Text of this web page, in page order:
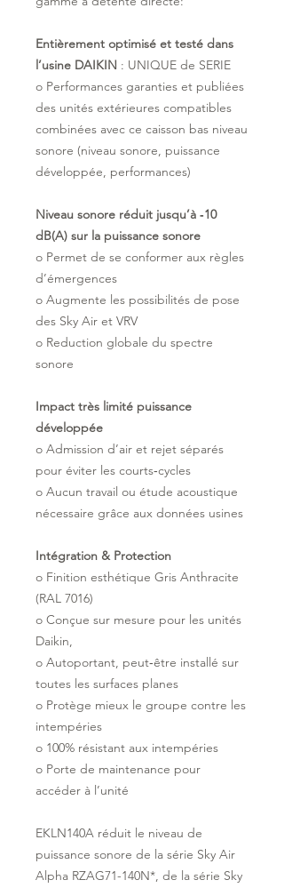
Entièrement optimisé et testé dans
l’usine DAIKIN : UNIQUE de SERIE
o Performances garanties et publiées
des unités extérieures compatibles
combinées avec ce caisson bas niveau
sonore (niveau sonore, puissance
développée, performances)
Niveau sonore réduit jusqu’à ‐10
dB(A) sur la puissance sonore
o Permet de se conformer aux règles
d’émergences
o Augmente les possibilités de pose
des Sky Air et VRV
o Reduction globale du spectre
sonore
Impact très limité puissance
développée
o Admission d’air et rejet séparés
pour éviter les courts‐cycles
o Aucun travail ou étude acoustique
nécessaire grâce aux données usines
Intégration & Protection
o Finition esthétique Gris Anthracite
(RAL 7016)
o Conçue sur mesure pour les unités
Daikin,
o Autoportant, peut‐être installé sur
toutes les surfaces planes
o Protège mieux le groupe contre les
intempéries
o 100% résistant aux intempéries
o Porte de maintenance pour
accéder à l’unité
EKLN140A réduit le niveau de
puissance sonore de la série Sky Air
Alpha RZAG71-140N*, de la série Sky